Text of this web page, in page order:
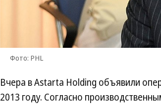
Фото: PHL
Вчера в Astarta Holding объявили
2013 году. Согласно